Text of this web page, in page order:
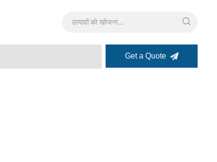
Get a Quote